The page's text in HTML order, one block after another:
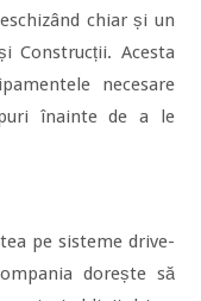
chiar și un
Construcții. Acesta
necesare
înainte de a le
pe sisteme drive-
dorește să